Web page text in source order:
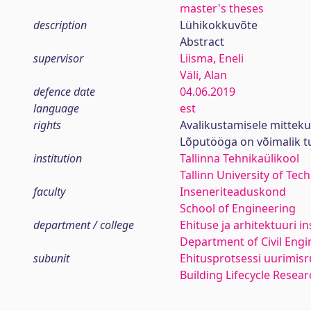
master's theses
description
Lühikokkuvõte
Abstract
supervisor
Liisma, Eneli
Väli, Alan
defence date
04.06.2019
language
est
rights
Avalikustamisele
Lõputööga on võimalik
institution
Tallinna Tehnikaülikool
Tallinn University of
faculty
Inseneriteaduskond
School of Engineering
department / college
Ehituse ja arhitektuuri
Department of Civil
subunit
Ehitusprotsessi
Building Lifecycle